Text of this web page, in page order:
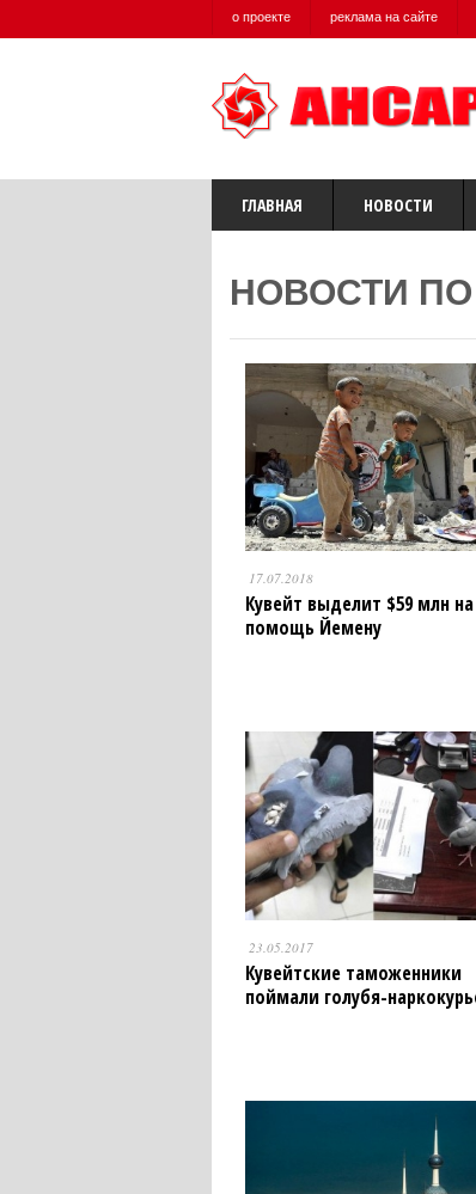
о проекте реклама на сайте
ГЛАВНАЯ НОВОСТИ
НОВОСТИ ПО
17.07.2018
Кувейт выделит $59 млн на
помощь Йемену
23.05.2017
Кувейтские таможенники
поймали голубя-